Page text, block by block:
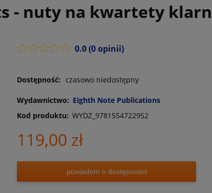
- nuty na kwartety
0.0(0 opinii)
Dostępność: czasowo niedostępny
Wydawnictwo: Eighth Note Publications
Kod produktu: WYDZ_9781554722952
119,00 zł
powiadom o dostępności